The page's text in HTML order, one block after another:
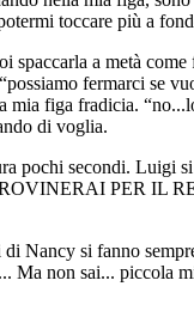
toccare più a
a metà
fermarci se
mia figa fradicia.
di voglia.
pochi secondi. Luigi
ROVINERAI PER IL
si fanno sempre
non sai... piccola